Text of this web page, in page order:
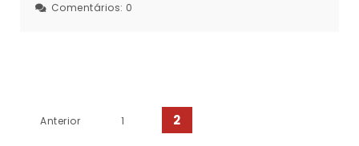
Comentários: 0
Paginação dos conteúdos
Anterior 1 2